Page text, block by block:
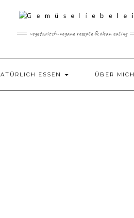
vegetarisch-vegane rezepte & clean eating
ESSEN ÜBER MICH